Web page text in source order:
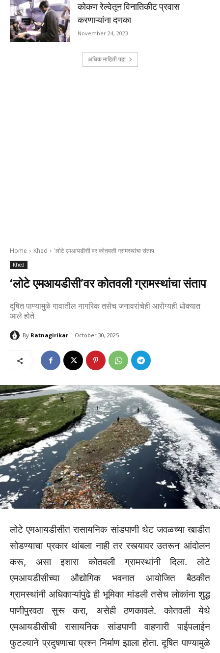
कोकण रेल्वेतून विनातिकीट प्रवास
करणाऱ्यांना दणका
November 24, 2023
अधिक माहिती पहा